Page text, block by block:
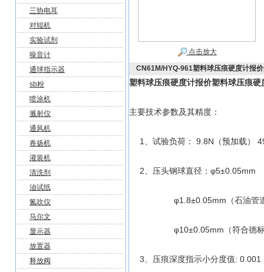
三协电耳
对辊机
实验试剂
噪音计
通球指示器
sb粉
喷涂机
溅射仪
通风机
卷扬机
灌装机
清洗剂
油试纸
氮吹仪
马尔文
显示器
放置器
释放阀
点击放大
CN61M/HYQ-961塑料球压痕硬度计报价
塑料球压痕硬度计报价塑料球压痕硬
主要技术参数及其精度：
1、试验负荷： 9.8N（预加载）
2、压头钢球直径：φ5±0.05mm
φ1.8±0.05mm（石油管道
φ10±0.05mm（符合德标
3、压痕深度指示小分度值: 0.001